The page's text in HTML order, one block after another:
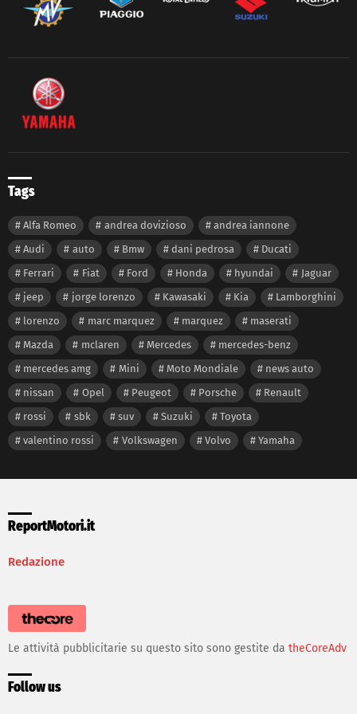
Tags
Alfa Romeo andrea dovizioso
andrea iannone
Audi
auto Bmw dani pedrosa
Ducati
Ferrari
Fiat Ford Honda hyundai
Jaguar
jeep
jorge lorenzo Kawasaki Kia
Lamborghini
lorenzo
marc marquez marquez
maserati
Mazda
mclaren Mercedes
mercedes-benz
mercedes amg
Mini Moto Mondiale
news auto
nissan
Opel Peugeot Porsche
Renault
rossi
sbk suv Suzuki
Toyota
valentino rossi
Volkswagen Volvo Yamaha
ReportMotori.it
Redazione
Le attività pubblicitarie su questo sito sono gestite da theCoreAdv
Follow us